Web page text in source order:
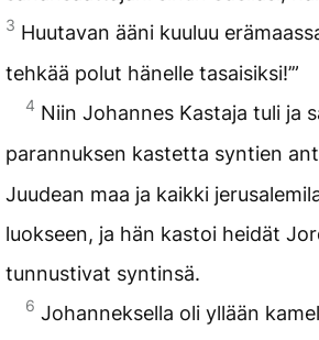
3 Huutavan ääni kuuluu
tehkää polut hänelle tasaisiksi!’”
4 Niin Johannes Kastaja tuli ja
parannuksen kastetta syntien
Juudean maa ja kaikki
luokseen, ja hän kastoi heidät
tunnustivat syntinsä.
6 Johanneksella oli yllään